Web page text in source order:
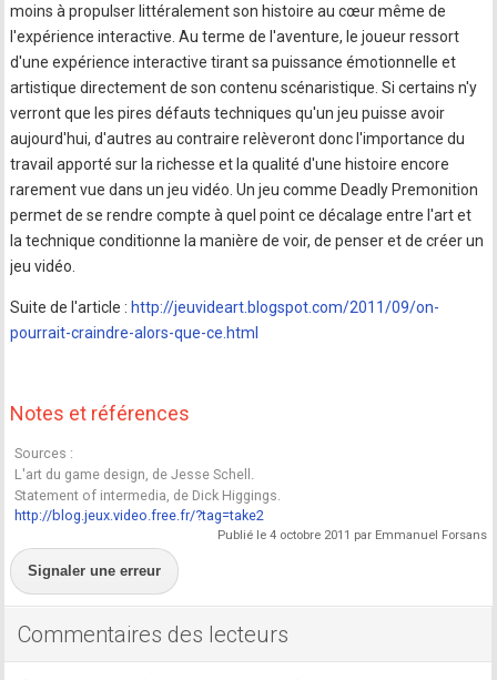
moins à propulser littéralement son histoire au cœur même de
l'expérience interactive. Au terme de l'aventure, le joueur ressort
d'une expérience interactive tirant sa puissance émotionnelle et
artistique directement de son contenu scénaristique. Si certains n'y
verront que les pires défauts techniques qu'un jeu puisse avoir
aujourd'hui, d'autres au contraire relèveront donc l'importance du
travail apporté sur la richesse et la qualité d'une histoire encore
rarement vue dans un jeu vidéo. Un jeu comme Deadly Premonition
permet de se rendre compte à quel point ce décalage entre l'art et
la technique conditionne la manière de voir, de penser et de créer un
jeu vidéo.
Suite de l'article : http://jeuvideart.blogspot.com/2011/09/on-
pourrait-craindre-alors-que-ce.html
Notes et références
Sources :
L'art du game design, de Jesse Schell.
Statement of intermedia, de Dick Higgings.
http://blog.jeux.video.free.fr/?tag=take2
Publié le 4 octobre 2011 par Emmanuel Forsans
Signaler une erreur
Commentaires des lecteurs